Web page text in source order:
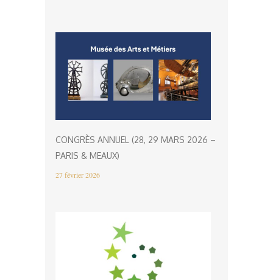
CONGRÈS ANNUEL (28, 29 MARS 2026 –
PARIS & MEAUX)
27 février 2026